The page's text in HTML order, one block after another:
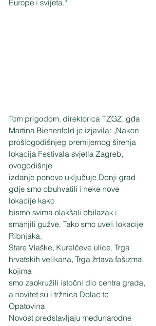
Europe i svijeta.“
Tom prigodom, direktorica TZGZ, gđa
Martina Bienenfeld je izjavila: „Nakon
prošlogodišnjeg premijernog širenja
lokacija Festivala svjetla Zagreb,
ovogodišnje
izdanje ponovo uključuje Donji grad
gdje smo obuhvatili i neke nove
lokacije kako
bismo svima olakšali obilazak i
smanjili gužve. Tako smo uveli lokacije
Ribnjaka,
Stare Vlaške, Kurelčeve ulice, Trga
hrvatskih velikana, Trga žrtava fašizma
kojima
smo zaokružili istočni dio centra grada,
a novitet su i tržnica Dolac te
Opatovina.
Novost predstavljaju međunarodne